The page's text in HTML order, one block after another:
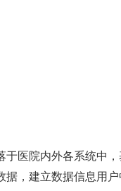
医院内外各系统中
，建立数据信息用